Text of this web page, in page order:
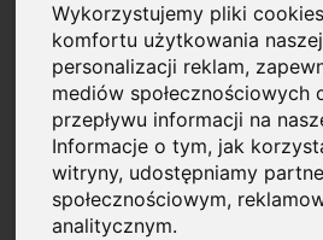
Wykorzystujemy pliki
komfortu użytkowania
personalizacji reklam,
mediów społecznościowych
przepływu informacji na
Informacje o tym, jak
witryny, udostępniamy
społecznościowym,
analitycznym.